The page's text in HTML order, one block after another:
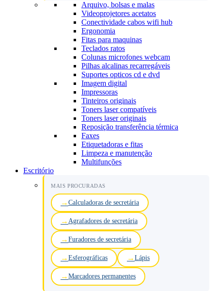
Arquivo, bolsas e malas
Videoprojetores acetatos
Conectividade cabos wifi hub
Ergonomia
Fitas para maquinas
Teclados ratos
Colunas microfones webcam
Pilhas alcalinas recarregáveis
Suportes opticos cd e dvd
Imagem digital
Impressoras
Tinteiros originais
Toners laser compatíveis
Toners laser originais
Reposição transferência térmica
Faxes
Etiquetadoras e fitas
Limpeza e manutenção
Multifunções
Escritório
MAIS PROCURADAS
Calculadoras de secretária
Agrafadores de secretária
Furadores de secretária
Esferográficas Lápis
Marcadores permanentes